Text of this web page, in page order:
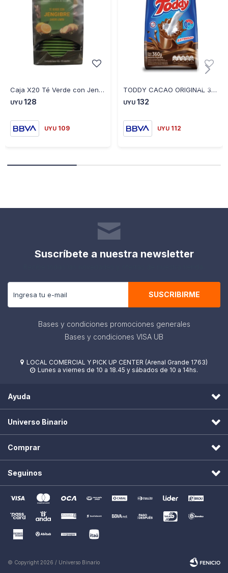
Caja X20 Té Verde con Jengibre Sabor Limon Canarias 40GR
UYU 128
UYU 109
TODDY CACAO ORIGINAL 360 GR
UYU 132
UYU 112
Suscríbete a nuestra newsletter
SUSCRIBIRME
Bases y condiciones promociones generales
Bases y condiciones VISA UB
 LOCAL COMERCIAL Y PICK UP CENTER (Arenal Grande 1763)
 Lunes a viernes de 10 a 18.45 y sábados de 10 a 14hs.
Ayuda
Universo Binario
Comprar
Seguinos
© Copyright 2026 / Universo Binario